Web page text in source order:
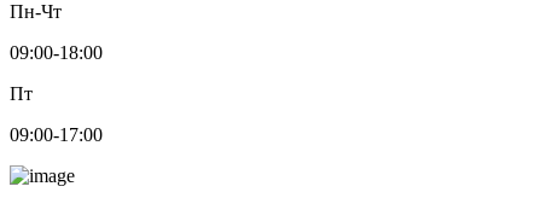
Пн-Чт
09:00-18:00
Пт
09:00-17:00